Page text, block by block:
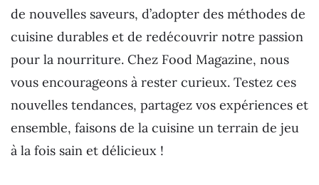
de nouvelles saveurs, d’adopter des méthodes de
cuisine durables et de redécouvrir notre passion
pour la nourriture. Chez Food Magazine, nous
vous encourageons à rester curieux. Testez ces
nouvelles tendances, partagez vos expériences et
ensemble, faisons de la cuisine un terrain de jeu
à la fois sain et délicieux !